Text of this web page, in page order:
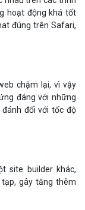
hoạt động khá tốt
đúng trên Safari,
chậm lại, vì vậy
đáng với những
đổi với tốc độ
site builder khác,
gây tăng thêm